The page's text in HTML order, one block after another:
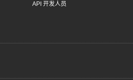
API 开发人员